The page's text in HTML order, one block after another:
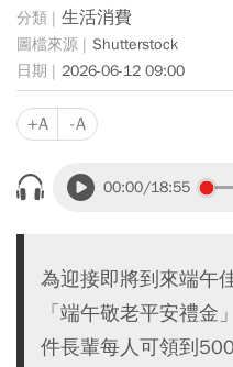
生活消費
Shutterstock
2026-06-12 09:00
+A -A
00:00/18:55
為迎接即將到來端午
「端午敬老平安禮
件長輩每人可領到